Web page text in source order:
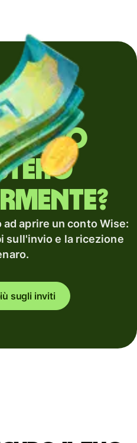
aprire un conto Wise:
sull'invio e la ricezione
sugli inviti